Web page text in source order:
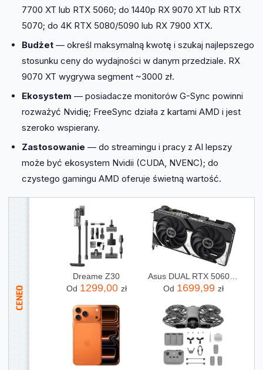
7700 XT lub RTX 5060; do 1440p RX 9070 XT lub RTX
5070; do 4K RTX 5080/5090 lub RX 7900 XTX.
Budżet— określ maksymalną kwotę i szukaj najlepszego
stosunku ceny do wydajności w danym przedziale. RX
9070 XT wygrywa segment ~3000 zł.
Ekosystem — posiadacze monitorów G-Sync powinni
rozważyć Nvidię; FreeSync działa z kartami AMD i jest
szeroko wspierany.
Zastosowanie — do streamingu i pracy z AI lepszy
może być ekosystem Nvidii (CUDA, NVENC); do
czystego gamingu AMD oferuje świetną wartość.
Dreame Z30
Od 1299,00 zł
Asus DUAL RTX 5060 8GB OC (90YV0N12M0NA00)
Od 1699,99 zł